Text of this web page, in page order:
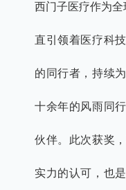
西门子医疗作为
直引领着医疗科
的同行者，持续
十余年的风雨同
伙伴。此次获奖
实力的认可，也